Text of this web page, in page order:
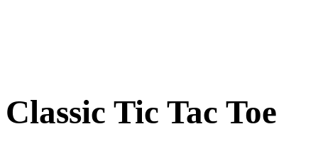
Classic Tic Tac Toe